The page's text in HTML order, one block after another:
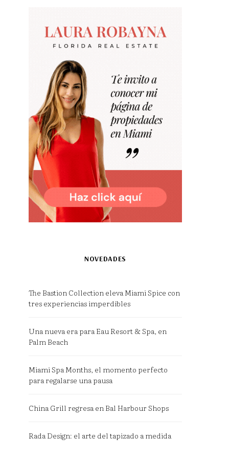
NOVEDADES
The Bastion Collection eleva Miami Spice con
tres experiencias imperdibles
Una nueva era para Eau Resort & Spa, en
Palm Beach
Miami Spa Months, el momento perfecto
para regalarse una pausa
China Grill regresa en Bal Harbour Shops
Rada Design: el arte del tapizado a medida